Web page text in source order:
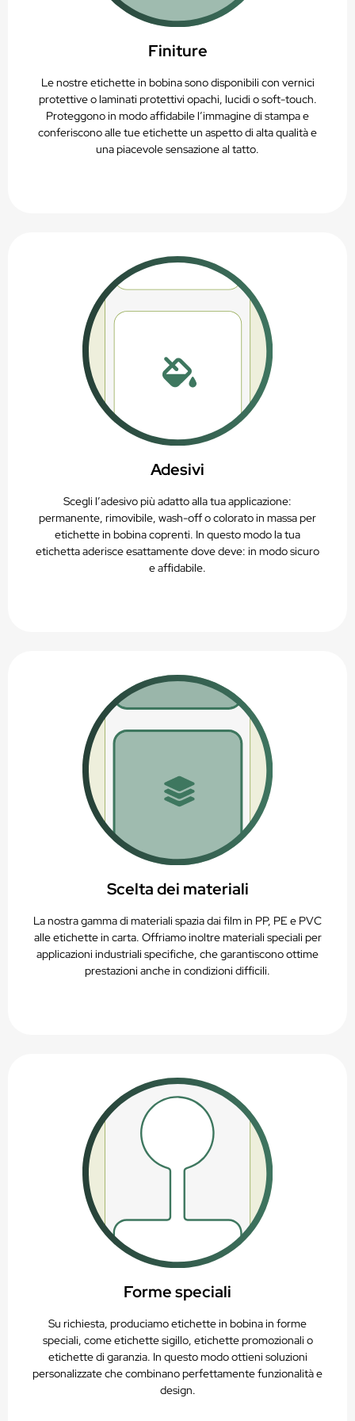
Finiture
Le nostre etichette in bobina sono disponibili con vernici
protettive o laminati protettivi opachi, lucidi o soft-touch.
Proteggono in modo affidabile l’immagine di stampa e
conferiscono alle tue etichette un aspetto di alta qualità e
una piacevole sensazione al tatto.
Adesivi
Scegli l’adesivo più adatto alla tua applicazione:
permanente, rimovibile, wash-off o colorato in massa per
etichette in bobina coprenti. In questo modo la tua
etichetta aderisce esattamente dove deve: in modo sicuro
e affidabile.
Scelta dei materiali
La nostra gamma di materiali spazia dai film in PP, PE e PVC
alle etichette in carta. Offriamo inoltre materiali speciali per
applicazioni industriali specifiche, che garantiscono ottime
prestazioni anche in condizioni difficili.
Forme speciali
Su richiesta, produciamo etichette in bobina in forme
speciali, come etichette sigillo, etichette promozionali o
etichette di garanzia. In questo modo ottieni soluzioni
personalizzate che combinano perfettamente funzionalità e
design.